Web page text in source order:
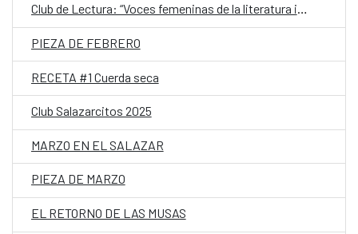
Club de Lectura: “Voces femeninas de la literatura iberoamericana contemporánea”
PIEZA DE FEBRERO
RECETA #1 Cuerda seca
Club Salazarcitos 2025
MARZO EN EL SALAZAR
PIEZA DE MARZO
EL RETORNO DE LAS MUSAS